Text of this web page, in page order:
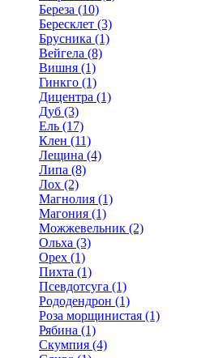
Береза (10)
Бересклет (3)
Брусника (1)
Вейгела (8)
Вишня (1)
Гинкго (1)
Дицентра (1)
Дуб (3)
Ель (17)
Клен (11)
Лещина (4)
Липа (8)
Лох (2)
Магнолия (1)
Магония (1)
Можжевельник (2)
Ольха (3)
Орех (1)
Пихта (1)
Псевдотсуга (1)
Рододендрон (1)
Роза морщинистая (1)
Рябина (1)
Скумпия (4)